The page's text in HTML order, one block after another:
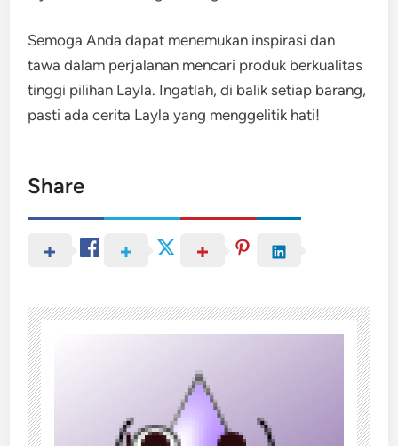
Semoga Anda dapat menemukan inspirasi dan
tawa dalam perjalanan mencari produk berkualitas
tinggi pilihan Layla. Ingatlah, di balik setiap barang,
pasti ada cerita Layla yang menggelitik hati!
Share